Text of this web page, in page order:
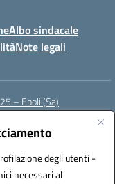
degli utenti -
necessari al
Albo sindacale
Note legali
– Eboli (Sa)